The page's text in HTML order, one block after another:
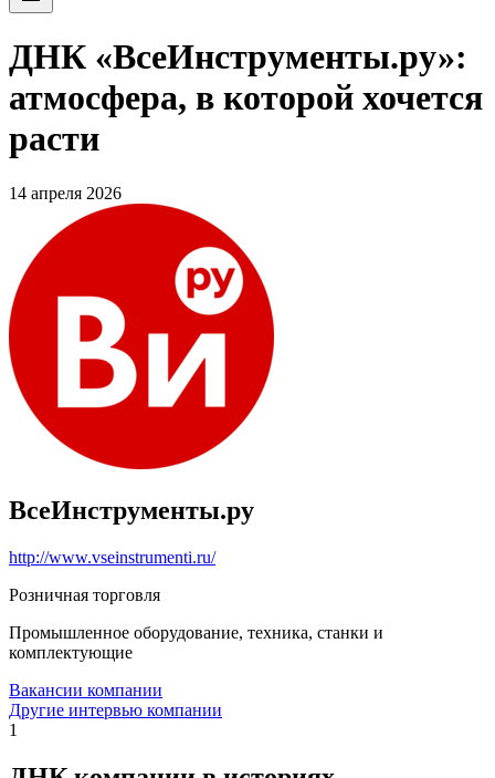
ДНК «ВсеИнструменты.ру»:
атмосфера, в которой хочется
расти
14 апреля 2026
ВсеИнструменты.ру
http://www.vseinstrumenti.ru/
Розничная торговля
Промышленное оборудование, техника, станки и
комплектующие
Вакансии компании
Другие интервью компании
1